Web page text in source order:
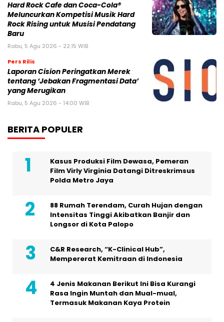
Hard Rock Cafe dan Coca-Cola®
Meluncurkan Kompetisi Musik Hard
Rock Rising untuk Musisi Pendatang
Baru
Rabu, 5 Agu 2026 - 22:15 WIB
Pers Rilis
Laporan Cision Peringatkan Merek
tentang ‘Jebakan Fragmentasi Data’
yang Merugikan
Rabu, 5 Agu 2026 - 14:00 WIB
BERITA POPULER
Kasus Produksi Film Dewasa, Pemeran
Film Virly Virginia Datangi Ditreskrimsus
Polda Metro Jaya
88 Rumah Terendam, Curah Hujan dengan
Intensitas Tinggi Akibatkan Banjir dan
Longsor di Kota Palopo
C&R Research, “K-Clinical Hub”,
Mempererat Kemitraan di Indonesia
4 Jenis Makanan Berikut Ini Bisa Kurangi
Rasa Ingin Muntah dan Mual-mual,
Termasuk Makanan Kaya Protein